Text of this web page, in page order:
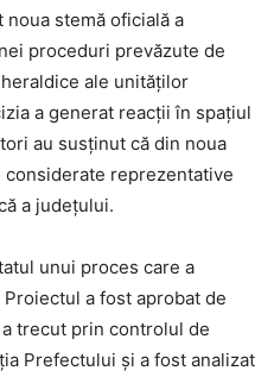
noua stemă oficială a
proceduri prevăzute de
ale unităților
a generat reacții în spațiul
au susținut că din noua
reprezentative
a județului.
unui proces care a
a fost aprobat de
trecut prin controlul de
Prefectului și a fost analizat